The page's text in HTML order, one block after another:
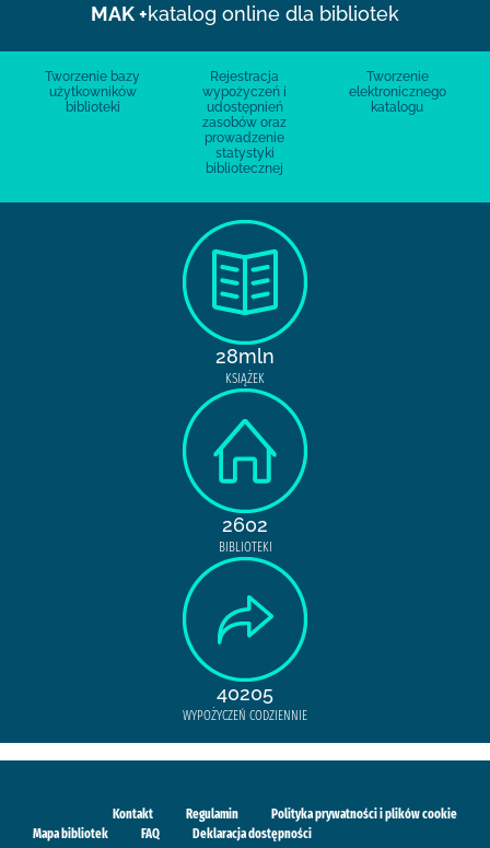
MAK +katalog online dla bibliotek
Tworzenie bazy
użytkowników
biblioteki
Rejestracja
wypożyczeń i
udostępnień
zasobów oraz
prowadzenie
statystyki
bibliotecznej
Tworzenie
elektronicznego
katalogu
28mln
KSIĄŻEK
2602
BIBLIOTEKI
40205
WYPOŻYCZEŃ CODZIENNIE
Kontakt Regulamin
Polityka prywatności i plików cookie
Mapa bibliotek
FAQ Deklaracja dostępności